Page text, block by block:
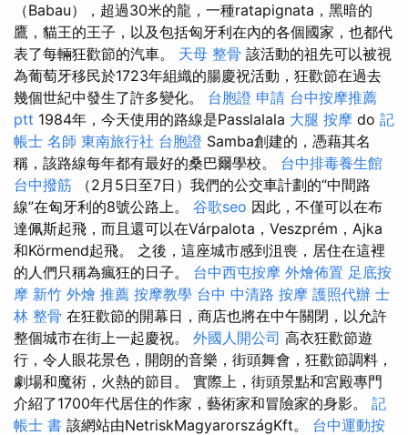
（Babau），超過30米的龍，一種ratapignata，黑暗的
鷹，貓王的王子，以及包括匈牙利在內的各個國家，也都代
表了每輛狂歡節的汽車。 天母 整骨 該活動的祖先可以被視
為葡萄牙移民於1723年組織的腸慶祝活動，狂歡節在過去
幾個世紀中發生了許多變化。 台胞證 申請 台中按摩推薦
ptt 1984年，今天使用的路線是Passlalala 大腿 按摩 do 記
帳士 名師 東南旅行社 台胞證 Samba創建的，憑藉其名
稱，該路線每年都有最好的桑巴爾學校。 台中排毒養生館
台中撥筋 （2月5日至7日）我們的公交車計劃的“中間路
線”在匈牙利的8號公路上。 谷歌seo 因此，不僅可以在布
達佩斯起飛，而且還可以在Várpalota，Veszprém，Ajka
和Körmend起飛。 之後，這座城市感到沮喪，居住在這裡
的人們只稱為瘋狂的日子。 台中西屯按摩 外燴佈置 足底按
摩 新竹 外燴 推薦 按摩教學 台中 中清路 按摩 護照代辦 士
林 整骨 在狂歡節的開幕日，商店也將在中午關閉，以允許
整個城市在街上一起慶祝。 外國人開公司 高衣狂歡節遊
行，令人眼花景色，開朗的音樂，街頭舞會，狂歡節調料，
劇場和魔術，火熱的節目。 實際上，街頭景點和宮殿專門
介紹了1700年代居住的作家，藝術家和冒險家的身影。 記
帳士 書 該網站由NetriskMagyarországKft。 台中運動按